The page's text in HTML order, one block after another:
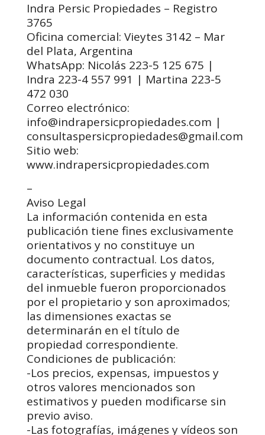
Indra Persic Propiedades – Registro
3765
Oficina comercial: Vieytes 3142 – Mar
del Plata, Argentina
WhatsApp: Nicolás 223-5 125 675 |
Indra 223-4 557 991 | Martina 223-5
472 030
Correo electrónico:
info@indrapersicpropiedades.com |
consultaspersicpropiedades@gmail.com
Sitio web:
www.indrapersicpropiedades.com
–
Aviso Legal
La información contenida en esta
publicación tiene fines exclusivamente
orientativos y no constituye un
documento contractual. Los datos,
características, superficies y medidas
del inmueble fueron proporcionados
por el propietario y son aproximados;
las dimensiones exactas se
determinarán en el título de
propiedad correspondiente.
Condiciones de publicación:
-Los precios, expensas, impuestos y
otros valores mencionados son
estimativos y pueden modificarse sin
previo aviso.
-Las fotografías, imágenes y vídeos son